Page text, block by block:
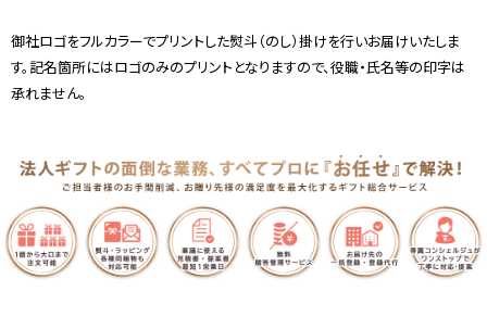
御社ロゴをフルカラーでプリントした熨斗（のし）掛けを行いお届けいたしま
す。記名箇所にはロゴのみのプリントとなりますので、役職・氏名等の印字は
承れません。